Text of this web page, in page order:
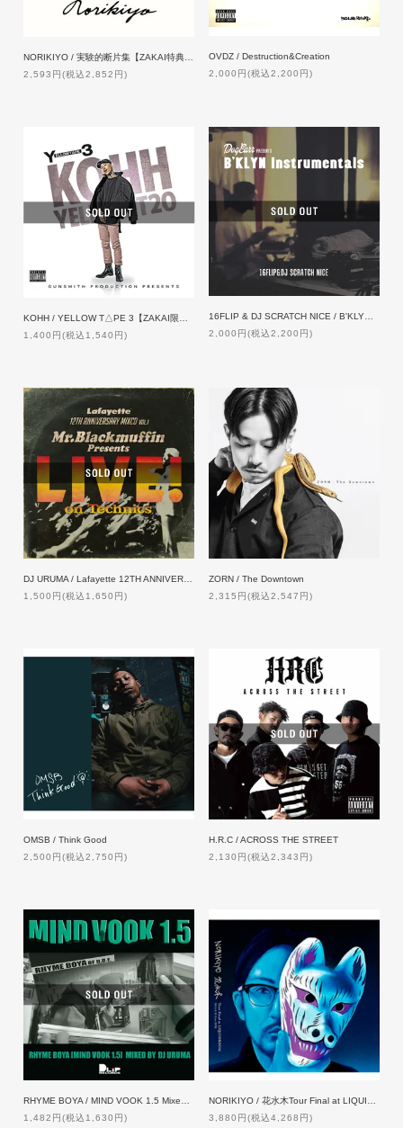
2,593円(税込2,852円)
OVDZ / Destruction&Creation
2,000円(税込2,200円)
KOHH / YELLOW T△PE 3【ZAKAI限定特典付】
1,400円(税込1,540円)
2,000円(税込2,200円)
1,500円(税込1,650円)
ZORN / The Downtown
2,315円(税込2,547円)
OMSB / Think Good
2,500円(税込2,750円)
H.R.C / ACROSS THE STREET
2,130円(税込2,343円)
1,482円(税込1,630円)
3,880円(税込4,268円)